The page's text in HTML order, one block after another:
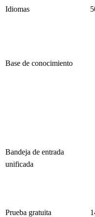
Idiomas
Base de conocimiento
Bandeja de entrada
unificada
Prueba gratuita